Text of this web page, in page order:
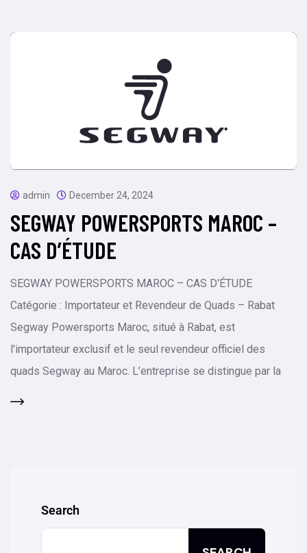
admin December 24, 2024
SEGWAY POWERSPORTS MAROC –
CAS D’ÉTUDE
SEGWAY POWERSPORTS MAROC – CAS D'ÉTUDE
Catégorie : Importateur et Revendeur de Quads – Rabat
Segway Powersports Maroc, situé à Rabat, est
l'importateur exclusif et le seul revendeur officiel des
quads Segway au Maroc. L’entreprise se distingue par la
Search